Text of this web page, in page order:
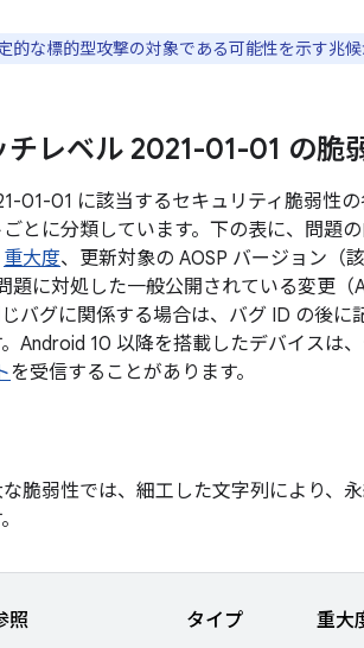
的な標的型攻撃の対象である可能性を示す兆候
チレベル 2021-01-01 の脆
01-01 に該当するセキュリティ脆弱性
とに分類しています。下の表に、問題
重大度、更新対象の AOSP バージョン（
題に対処した一般公開されている変更（
バグに関係する場合は、バグ ID の後
Android 10 以降を搭載したデバイスは
を受信することがあります。
脆弱性では、細工した文字列により、
照 タイプ 重大